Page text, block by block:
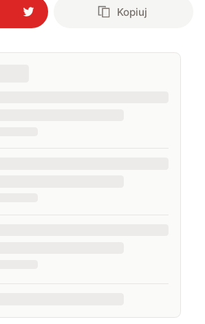
Kopiuj